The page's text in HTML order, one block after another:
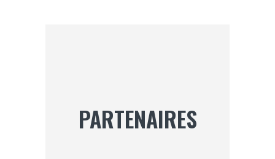
PARTENAIRES